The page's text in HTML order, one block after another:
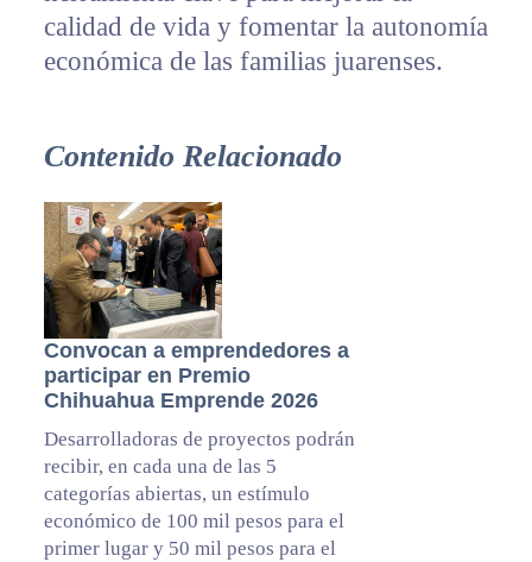
calidad de vida y fomentar la autonomía
económica de las familias juarenses.
Contenido Relacionado
Convocan a emprendedores a
participar en Premio
Chihuahua Emprende 2026
Desarrolladoras de proyectos podrán
recibir, en cada una de las 5
categorías abiertas, un estímulo
económico de 100 mil pesos para el
primer lugar y 50 mil pesos para el